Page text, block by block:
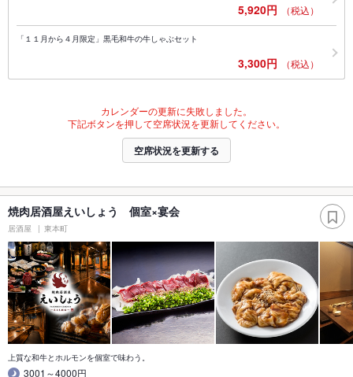
5,920円 （税込）
「１１月から４月限定」黒毛和牛の牛しゃぶセット
3,300円 （税込）
カレンダーの更新に失敗しました。
下記ボタンを押して空席状況を更新してください。
空席状況を更新する
焼肉居酒屋えいしょう 個室×宴会
居酒屋 東本町
上質な和牛とホルモンを個室で味わう。
3001～4000円